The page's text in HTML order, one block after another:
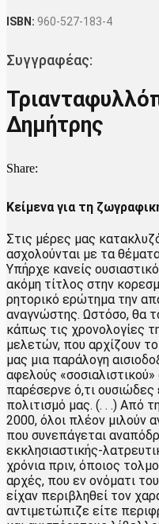
ISBN: 960-527-183-4
Συγγραφέας:
Δημήτρης
Share:
Κείμενα για τη
Στις μέρες μας
ασχολούνται με τα
Υπήρχε κανείς
ακόμη τίτλος στην
ρητορικό ερώτημα την
αναγνώστης. Ωστόσο, θα
κάπως τις χρονολογίες
μελετών, που αρχίζουν
μας μια παράλογη
αφελούς
παρέσερνε ό,τι ουσιώδες
πολιτισμό μας. (. . .) Από
2000, όλοι πλέον μιλούν
που συνεπάγεται
εκκλησιαστικής-
χρόνια πριν, όποιος
αρχές, που εν ονόματι
είχαν περιβληθεί τον
αντιμετώπιζε είτε